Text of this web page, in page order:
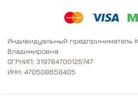
Индивидуальный предприниматель
Владимировна
ОГРНИП: 319784700125747
ИНН: 470508658405